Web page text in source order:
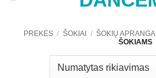
PREKĖS / ŠOKIAI / ŠOKIŲ APRANGA
ŠOKIAMS